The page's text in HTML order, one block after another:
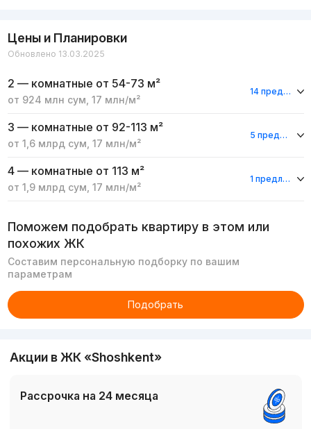
Цены и Планировки
Обновлено 13.03.2025
2 — комнатные от 54-73 м²
от 924 млн сум 17 млн/м²
14 предложения
3 — комнатные от 92-113 м²
от 1,6 млрд сум 17 млн/м²
5 предложений
4 — комнатные от 113 м²
от 1,9 млрд сум 17 млн/м²
1 предложение
Поможем подобрать квартиру в этом или
похожих ЖК
Составим персональную подборку по вашим
параметрам
Подобрать
Акции в ЖК «Shoshkent»
Рассрочка на 24 месяца